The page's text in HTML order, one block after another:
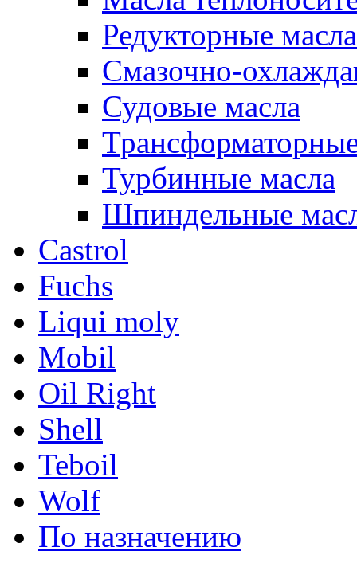
Редукторные масла
Смазочно-
Судовые масла
Турбинные масла
Шпиндельные
Castrol
Fuchs
Liqui moly
Mobil
Oil Right
Shell
Teboil
Wolf
По назначению